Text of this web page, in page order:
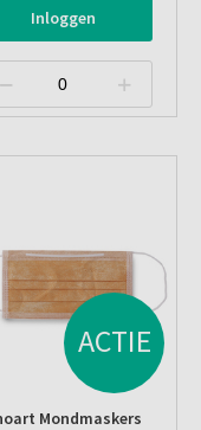
Inloggen
ACTIE
Mondmaskers